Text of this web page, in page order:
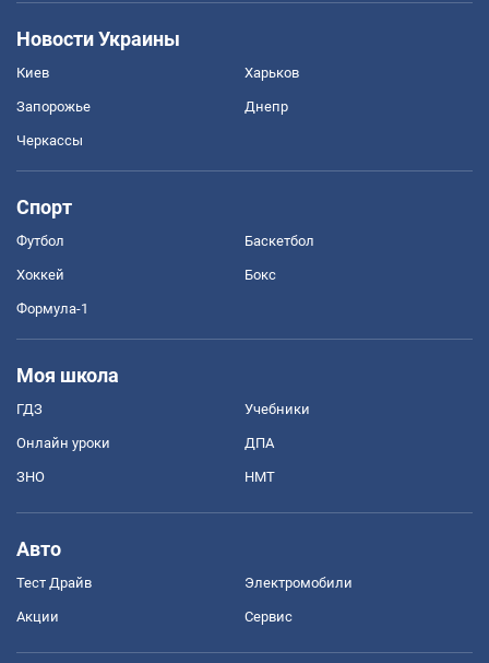
Новости Украины
Киев Харьков
Запорожье Днепр
Черкассы
Спорт
Футбол Баскетбол
Хоккей Бокс
Формула-1
Моя школа
ГДЗ Учебники
Онлайн уроки ДПА
ЗНО НМТ
Авто
Тест Драйв Электромобили
Акции Сервис